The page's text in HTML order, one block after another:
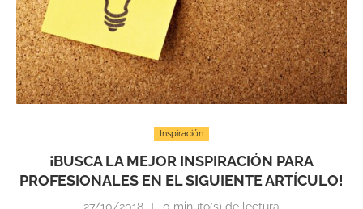
Inspiración
¡BUSCA LA MEJOR INSPIRACIÓN PARA
PROFESIONALES EN EL SIGUIENTE ARTÍCULO!